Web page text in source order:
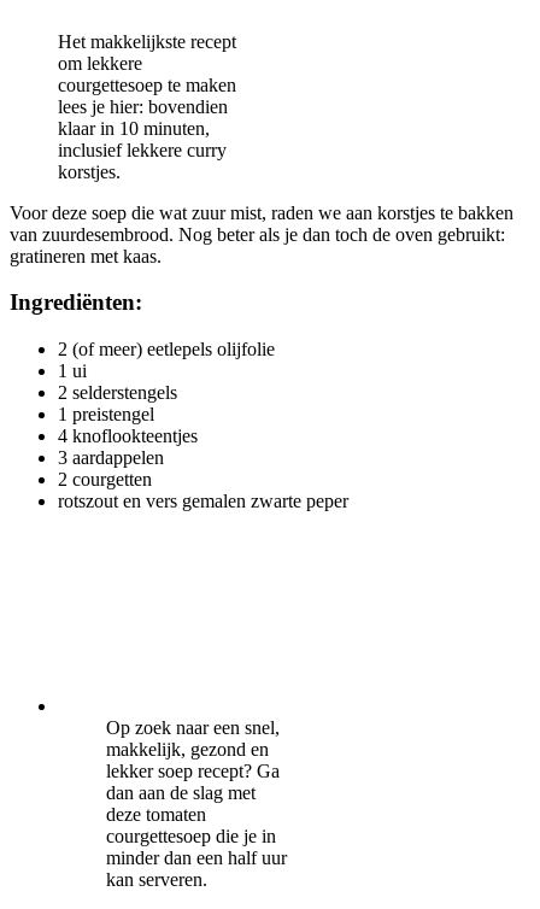
Het makkelijkste recept
om lekkere
courgettesoep te maken
lees je hier: bovendien
klaar in 10 minuten,
inclusief lekkere curry
korstjes.
Voor deze soep die wat zuur mist, raden we aan korstjes te bakken
van zuurdesembrood. Nog beter als je dan toch de oven gebruikt:
gratineren met kaas.
Ingrediënten:
2 (of meer) eetlepels olijfolie
1 ui
2 selderstengels
1 preistengel
4 knoflookteentjes
3 aardappelen
2 courgetten
rotszout en vers gemalen zwarte peper
Op zoek naar een snel,
makkelijk, gezond en
lekker soep recept? Ga
dan aan de slag met
deze tomaten
courgettesoep die je in
minder dan een half uur
kan serveren.